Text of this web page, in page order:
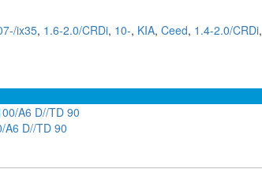
ix35, 1.6-2.0/CRDi, 10-, KIA, Ceed, 1.4-2.0/CRDi,
A6 D//TD 90